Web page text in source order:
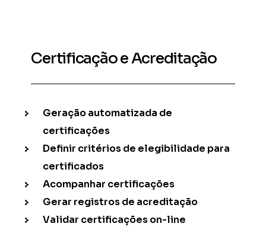
Certificação e Acreditação
Geração automatizada de
certificações
Definir critérios de elegibilidade para
certificados
Acompanhar certificações
Gerar registros de acreditação
Validar certificações on-line